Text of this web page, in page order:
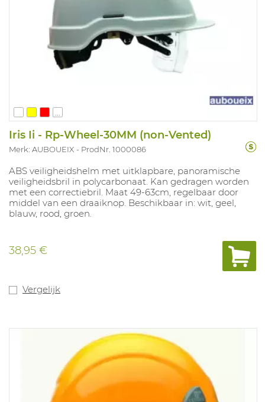
...
Iris Ii - Rp-Wheel-30MM (non-Vented)
Merk: AUBOUEIX ProdNr. 1000086
ABS veiligheidshelm met uitklapbare, panoramische
veiligheidsbril in polycarbonaat. Kan gedragen worden
met een correctiebril. Maat 49-63cm, regelbaar door
middel van een draaiknop. Beschikbaar in: wit, geel,
blauw, rood, groen.
38,95 €
Vergelijk